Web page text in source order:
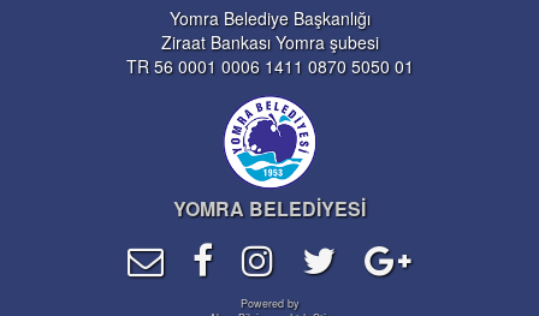
Yomra Belediye Başkanlığı
Ziraat Bankası Yomra şubesi
TR 56 0001 0006 1411 0870 5050 01
YOMRA BELEDİYESİ
Powered by